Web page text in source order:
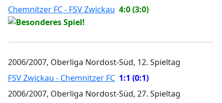
Chemnitzer FC - FSV Zwickau 4:0 (3:0)
2006/2007, Oberliga Nordost-Süd, 12. Spieltag
FSV Zwickau - Chemnitzer FC 1:1 (0:1)
2006/2007, Oberliga Nordost-Süd, 27. Spieltag